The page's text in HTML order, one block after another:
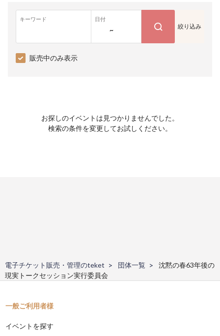
キーワード 日付
~ 絞り込み
販売中のみ表示
お探しのイベントは見つかりませんでした。
検索の条件を変更してお試しください。
電子チケット販売・管理のteket 団体一覧
沈黙の春63年後の
現実トークセッション実行委員会
一般ご利用者様
イベントを探す